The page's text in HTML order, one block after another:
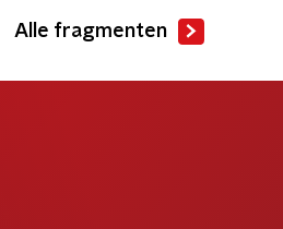
Alle fragmenten